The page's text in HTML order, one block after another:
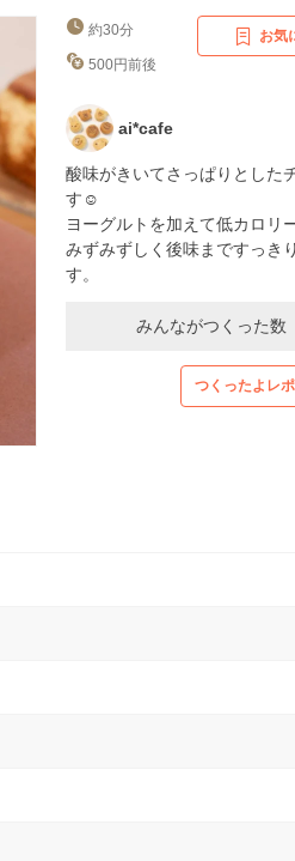
約30分
500円前後
お気
ai*cafe
酸味がきいてさっぱりとした
す☺
ヨーグルトを加えて低カロリ
みずみずしく後味まですっき
す。
みんながつくった数
つくったよレ